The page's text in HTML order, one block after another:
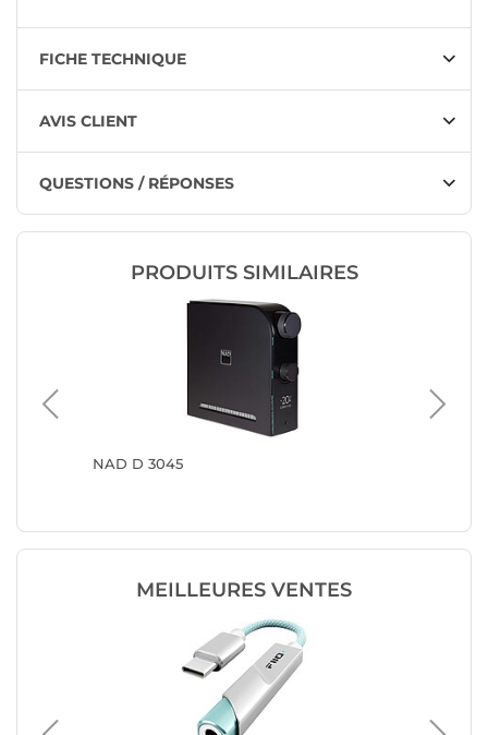
FICHE TECHNIQUE
AVIS CLIENT
QUESTIONS / RÉPONSES
PRODUITS SIMILAIRES
NAD D 3045
MEILLEURES VENTES